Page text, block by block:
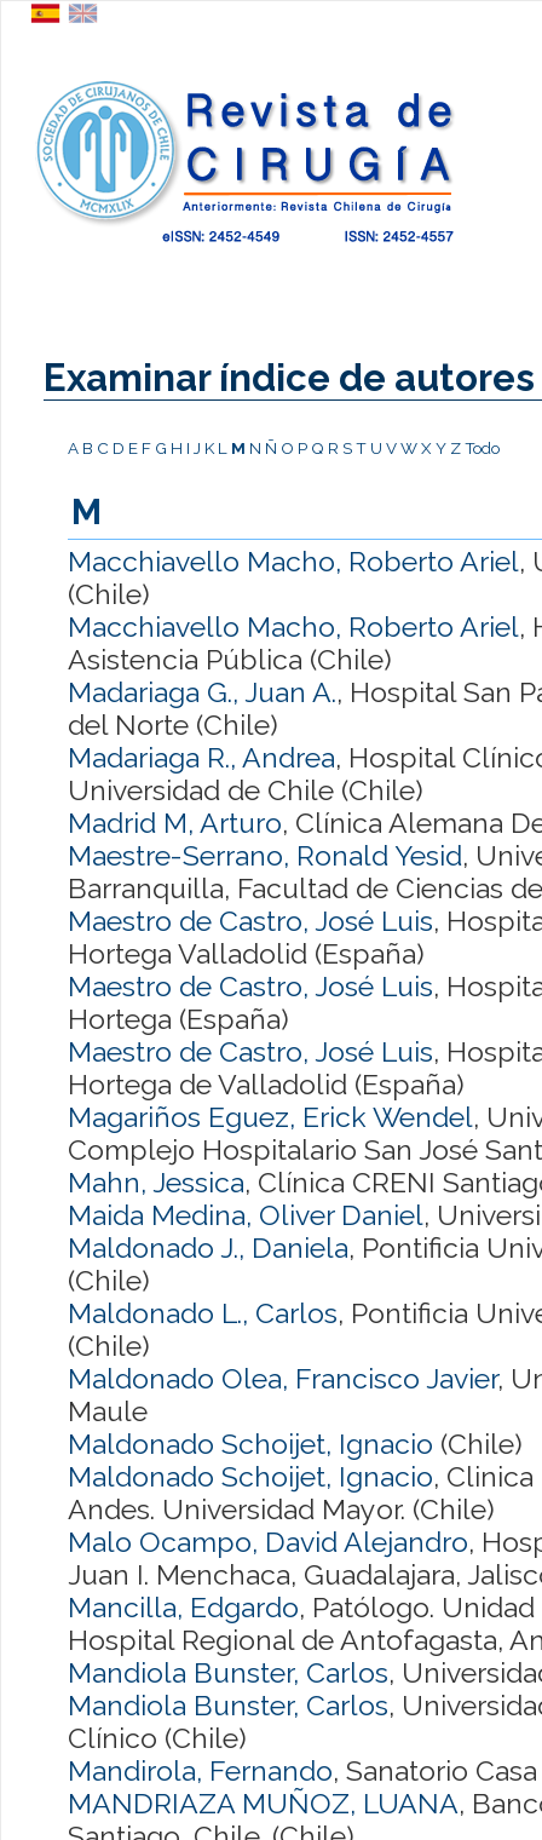
Examinar índice de autores
A B C D E F G H I J K L M N Ñ O P Q R ST U VWXY ZTodo
M
Macchiavello Macho, Roberto Ariel,
(Chile)
Macchiavello Macho, Roberto Ariel,
Asistencia Pública (Chile)
Madariaga G., Juan A., Hospital San
del Norte (Chile)
Madariaga R., Andrea, Hospital
Universidad de Chile (Chile)
Madrid M, Arturo, Clínica Alemana
Maestre-Serrano, Ronald Yesid,
Barranquilla, Facultad de Ciencias
Maestro de Castro, José Luis,
Hortega Valladolid (España)
Maestro de Castro, José Luis,
Hortega (España)
Maestro de Castro, José Luis,
Hortega de Valladolid (España)
Magariños Eguez, Erick Wendel,
Complejo Hospitalario San José
Mahn, Jessica, Clínica CRENI
Maida Medina, Oliver Daniel,
Maldonado J., Daniela, Pontificia
(Chile)
Maldonado L., Carlos, Pontificia
(Chile)
Maldonado Olea, Francisco Javier,
Maule
Maldonado Schoijet, Ignacio (Chile)
Maldonado Schoijet, Ignacio,
Andes. Universidad Mayor. (Chile)
Malo Ocampo, David Alejandro,
Juan I. Menchaca, Guadalajara,
Mancilla, Edgardo, Patólogo.
Hospital Regional de Antofagasta,
Mandiola Bunster, Carlos,
Mandiola Bunster, Carlos,
Clínico (Chile)
Mandirola, Fernando, Sanatorio
MANDRIAZA MUÑOZ, LUANA,